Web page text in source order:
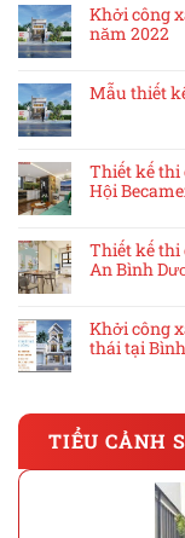
Khởi công
năm 2022
Mẫu thiết
Thiết kế thi
Hội
Thiết kế thi
An Bình
Khởi công
thái tại
TIỂU CẢNH